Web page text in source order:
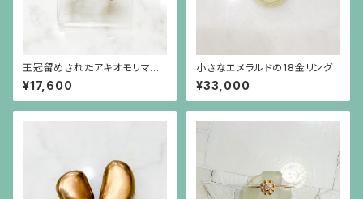
王冠留めされたアキオモリマー
クの刻印のイヤリング（大）
¥17,600
小さなエメラルドの18金リング
¥33,000